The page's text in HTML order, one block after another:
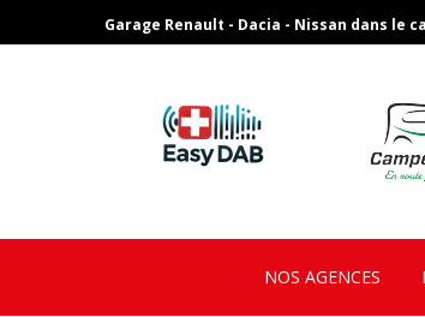
Garage Renault - Dacia - Nissan dans le
NOS AGENCES